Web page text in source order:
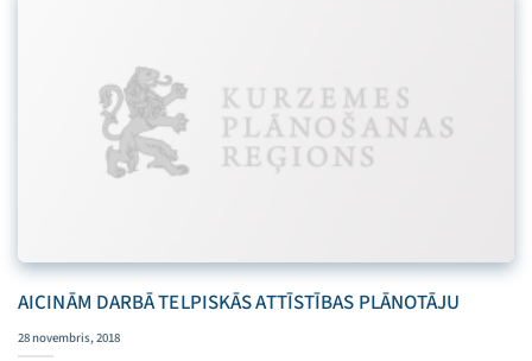
AICINĀM DARBĀ TELPISKĀS ATTĪSTĪBAS PLĀNOTĀJU
28 novembris, 2018